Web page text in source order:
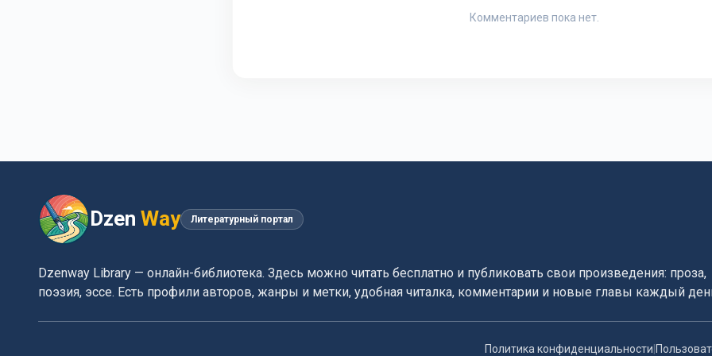
Комментариев пока нет.
Dzen Way Литературный портал
Dzenway Library — онлайн-библиотека. Здесь можно читать бесплатно и публиковать свои произведения: проза,
поэзия, эссе. Есть профили авторов, жанры и метки, удобная читалка, комментарии и новые главы каждый
Политика конфиденциальности